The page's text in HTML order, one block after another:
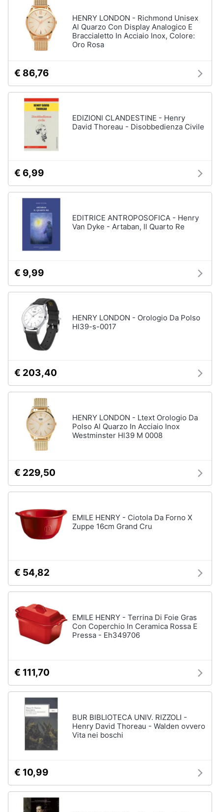
HENRY LONDON - Richmond Unisex
Al Quarzo Con Display Analogico E
Braccialetto In Acciaio Inox, Colore:
Oro Rosa
€ 86,76
EDIZIONI CLANDESTINE - Henry
David Thoreau - Disobbedienza Civile
€ 6,99
EDITRICE ANTROPOSOFICA - Henry
Van Dyke - Artaban, Il Quarto Re
€ 9,99
HENRY LONDON - Orologio Da Polso
Hl39-s-0017
€ 203,40
HENRY LONDON - Ltext Orologio Da
Polso Al Quarzo In Acciaio Inox
Westminster Hl39 M 0008
€ 229,50
EMILE HENRY - Ciotola Da Forno X
Zuppe 16cm Grand Cru
€ 54,82
EMILE HENRY - Terrina Di Foie Gras
Con Coperchio In Ceramica Rossa E
Pressa - Eh349706
€ 111,70
BUR BIBLIOTECA UNIV. RIZZOLI -
Henry David Thoreau - Walden ovvero
Vita nei boschi
€ 10,99